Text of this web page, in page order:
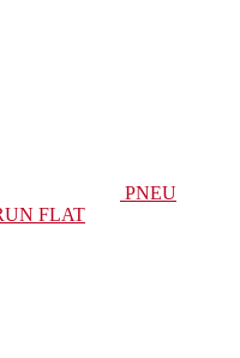
PNEU
FLAT